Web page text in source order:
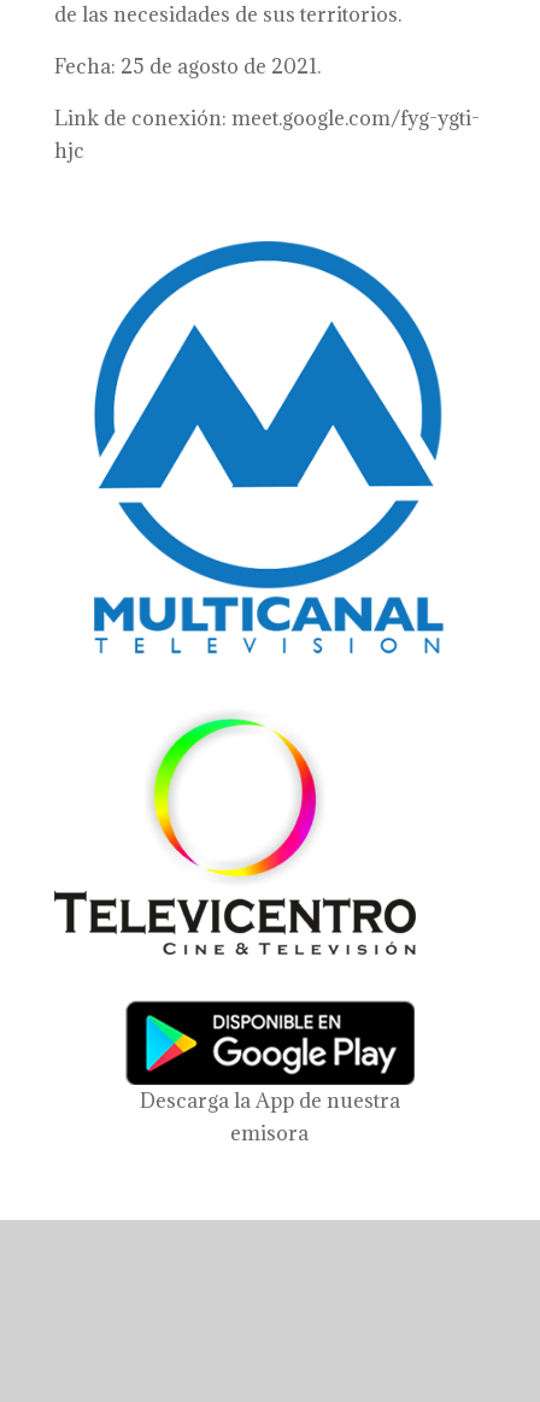
de las necesidades de sus territorios.
Fecha: 25 de agosto de 2021.
Link de conexión: meet.google.com/fyg-ygti-
hjc
Descarga la App de nuestra
emisora